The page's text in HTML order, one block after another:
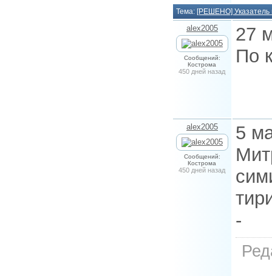
Тема: [РЕШЕНО] Указатель
alex2005
Сообщений:
Кострома
450 дней назад
27
По
alex2005
Сообщений:
Кострома
450 дней назад
5
-